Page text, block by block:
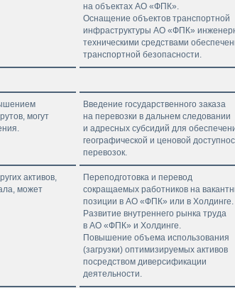
на объектах АО «ФПК».
Оснащение объектов транспортной
инфраструктуры АО «ФПК»
техническими средствами
транспортной безопасности.
могут
Введение государственного заказа
на перевозки в дальнем следовании
и адресных субсидий для
географической и ценовой
перевозок.
активов,
может
Переподготовка и перевод
сокращаемых работников на
позиции в АО «ФПК» или в Холдинге.
Развитие внутреннего рынка труда
в АО «ФПК» и Холдинге.
Повышение объема использования
(загрузки) оптимизируемых активов
посредством диверсификации
деятельности.